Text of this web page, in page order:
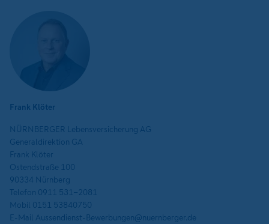
Frank Klöter
NÜRNBERGER Lebensversicherung AG
Generaldirektion GA
Frank Klöter
Ostendstraße 100
90334 Nürnberg
Telefon 0911 531-2081
Mobil 0151 53840750
E-Mail Aussendienst-Bewerbungen@nuernberger.de